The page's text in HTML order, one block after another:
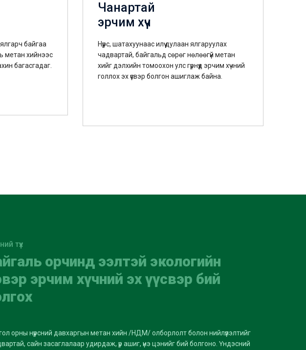
ялгарч байгаа
метан хийнээс
багасгадаг.
Чанартай
эрчим хүч
Нүүрс, шатахуунаас илүү дулаан ялгаруулах
чадвартай, байгальд сөрөг нөлөөгүй метан
хийг дэлхийн томоохон улс гүрнүүд эрчим хүчний
голлох эх үүсвэр болгон ашиглаж байна.
түүх
орчинд ээлтэй экологийн
эрчим хүчний эх үүсвэр бий
орны нүүрсний давхаргын метан хийн /НДМ/ олборлолт болон нийлүүлэлтийг
сайн засаглалаар удирдаж, үр ашиг, үнэ цэнийг бий болгоно. Үндэсний